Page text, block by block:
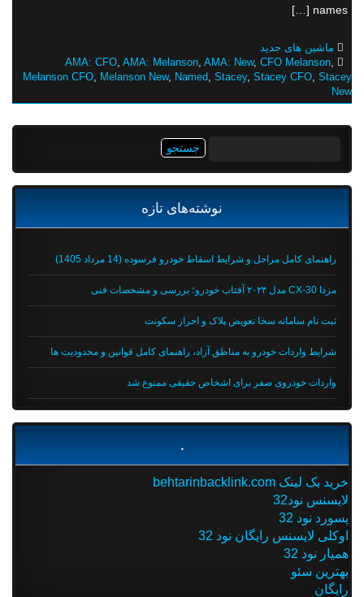
names […]
ماشین های جدید
AMA: CFO,AMA: Melanson,AMA: New,CFO Melanson
Melanson CFO,Melanson New,Named,Stacey,Stacey CFO,Stacey
New
نوشته‌های تازه
راهنمای کامل مراحل و شرایط اسقاط خودرو فرسوده (14 مرداد 1405)
مزدا CX-30 مدل ۲۰۲۴ آفتاب خودرو؛ بررسی و مشخصات فنی
ثبت نام سامانه سخا تعویض پلاک و احراز سکونت
شرایط واردات خودرو به مناطق آزاد، راهنمای کامل قوانین و محدودیت ها
واردات خودروی صفر برای اشخاص حقیقی ممنوع شد
خرید بک لینک behtarinbacklink.com
لایسنس نود32
پسورد نود 32
اوکلی لایسنس رایگان نود 32
همیار نود 32
بهترین سئو
رایگان